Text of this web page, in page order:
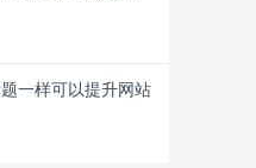
一样可以提升网站